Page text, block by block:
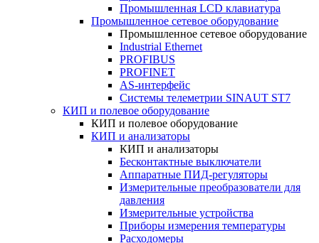
Промышленная LCD клавиатура
Промышленное сетевое оборудование
Промышленное сетевое оборудование
Industrial Ethernet
PROFIBUS
PROFINET
AS-интерфейс
Системы телеметрии SINAUT ST7
КИП и полевое оборудование
КИП и полевое оборудование
КИП и анализаторы
КИП и анализаторы
Бесконтактные выключатели
Аппаратные ПИД-регуляторы
Измерительные преобразователи для
давления
Измерительные устройства
Приборы измерения температуры
Расходомеры